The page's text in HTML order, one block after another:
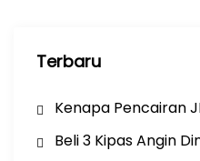
Terbaru
Kenapa Pencairan
Beli 3 Kipas Angin